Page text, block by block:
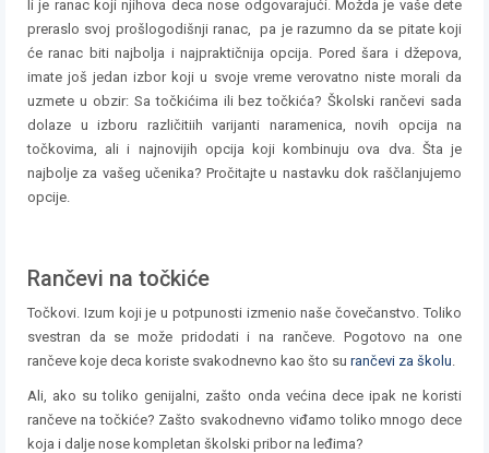
li je ranac koji njihova deca nose odgovarajući. Možda je vaše dete
preraslo svoj prošlogodišnji ranac, pa je razumno da se pitate koji
će ranac biti najbolja i najpraktičnija opcija. Pored šara i džepova,
imate još jedan izbor koji u svoje vreme verovatno niste morali da
uzmete u obzir: Sa točkićima ili bez točkića? Školski rančevi sada
dolaze u izboru različitiih varijanti naramenica, novih opcija na
točkovima, ali i najnovijih opcija koji kombinuju ova dva. Šta je
najbolje za vašeg učenika? Pročitajte u nastavku dok raščlanjujemo
opcije.
Rančevi na točkiće
Točkovi. Izum koji je u potpunosti izmenio naše čovečanstvo. Toliko
svestran da se može pridodati i na rančeve. Pogotovo na one
rančeve koje deca koriste svakodnevno kao što su rančevi za školu.
Ali, ako su toliko genijalni, zašto onda većina dece ipak ne koristi
rančeve na točkiće? Zašto svakodnevno viđamo toliko mnogo dece
koja i dalje nose kompletan školski pribor na leđima?